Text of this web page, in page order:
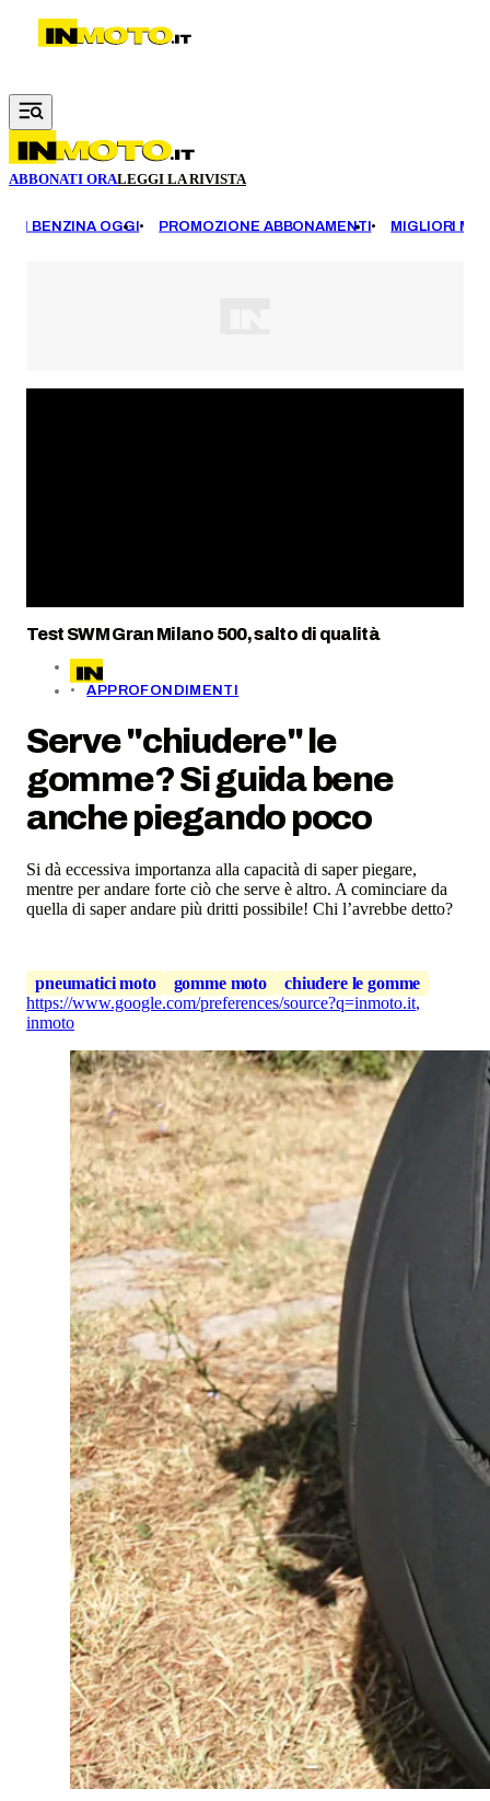
Vai al contenuto principale
ABBONATI ORALEGGI LA RIVISTA
BENZINA OGGI PROMOZIONE ABBONAMENTI MIGLIORI
Test SWM Gran Milano 500, salto di qualità
APPROFONDIMENTI
Serve "chiudere" le
gomme? Si guida bene
anche piegando poco
Si dà eccessiva importanza alla capacità di saper piegare,
mentre per andare forte ciò che serve è altro. A cominciare da
quella di saper andare più dritti possibile! Chi l’avrebbe detto?
pneumatici moto gomme moto
chiudere le gomme
https://www.google.com/preferences/source?q=inmoto.it,
inmoto